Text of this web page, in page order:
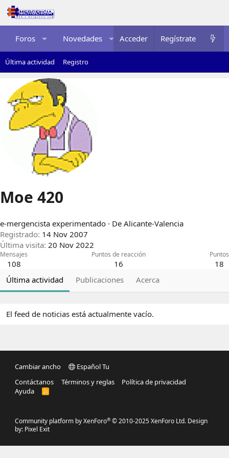
Foros Novedades Multimedia Recursos
Acceder Regístrate
Última actividad Registro
Moe 420
e-mergencista experimentado · De Alicante-Valencia
Registrado 14 Nov 2007
Última visita 20 Nov 2022
Mensajes
108
Puntos de reacción
16
Puntos
18
Última actividad
Publicaciones Acerca
El feed de noticias está actualmente vacío.
Cambiar ancho
Español Tu
Contáctanos
Términos y reglas
Política de privacidad
Ayuda
R
Community platform by XenForo® © 2010-2025 XenForo Ltd. Design
by: Pixel Exit